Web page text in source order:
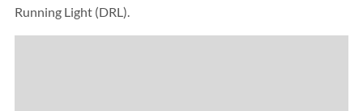
Running Light (DRL).